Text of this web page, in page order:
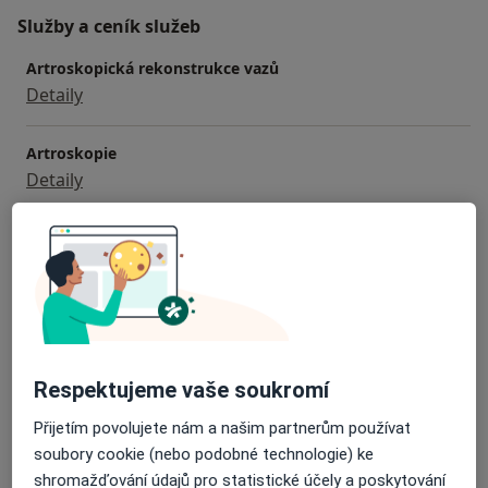
Služby a ceník služeb
Artroskopická rekonstrukce vazů
Detaily
Artroskopie
Detaily
Artroskopie ramene
Detaily
Diagnostické vyšetření
Detaily
Kyselina hyaluronová
Detaily
Respektujeme vaše soukromí
Přijetím povolujete nám a našim partnerům používat
soubory cookie (nebo podobné technologie) ke
shromažďování údajů pro statistické účely a poskytování